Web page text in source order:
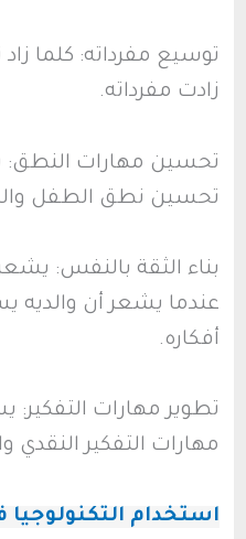
توسيع مفرداته: كلما
زادت مفرداته.
تحسين مهارات النطق:
تحسين نطق الطفل
بناء الثقة بالنفس:
عندما يشعر أن والديه
أفكاره.
تطوير مهارات التفكير:
مهارات التفكير النقدي
استخدام التكنولوجيا